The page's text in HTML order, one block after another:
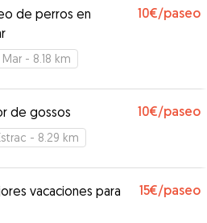
de perros en
10€/paseo
- 8.18 km
de gossos 10€/paseo
- 8.29 km
vacaciones para
15€/paseo